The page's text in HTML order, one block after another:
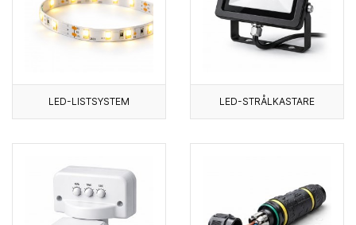
LED-LISTSYSTEM LED-STRÅLKASTARE